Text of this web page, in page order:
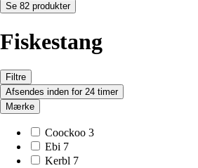
Se 82 produkter
Fiskestang
Filtre
Afsendes inden for 24 timer
Mærke
Coockoo 3
Ebi 7
Kerbl 7